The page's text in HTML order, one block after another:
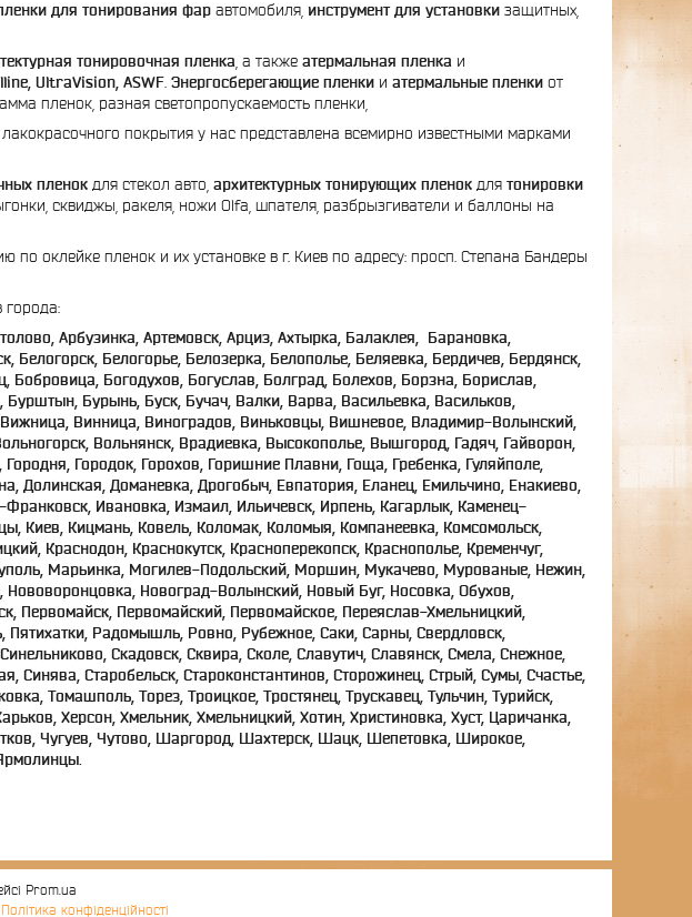
для тонирования фар автомобиля, инструмент для установки защитных,
тонировочная пленка , а также атермальная пленка и
UltraVision, ASWF Энергосберегающие пленки и атермальные пленки от
пленок, разная светопропускаемость пленки,
покрытия у нас представлена всемирно известными марками
пленок для стекол авто, архитектурных тонирующих пленок для тонировки
сквиджы, ракеля, ножи Olfa, шпателя, разбрызгиватели и баллоны на
оклейке пленок и их установке в г. Киев по адресу: просп. Степана Бандеры
города:
Арбузинка, Артемовск, Арциз, Ахтырка, Балаклея, Барановка,
Белогорье, Белозерка, Белополье, Беляевка, Бердичев, Бердянск,
Богодухов, Богуслав, Болград, Болехов, Борзна, Борислав,
Бурынь, Буск, Бучач, Валки, Варва, Васильевка, Васильков,
Винница, Виноградов, Виньковцы, Вишневое, Владимир-Волынский,
Вольнянск, Врадиевка, Высокополье, Вышгород, Гадяч, Гайворон,
Городок, Горохов, Горишние Плавни, Гоща, Гребенка, Гуляйполе,
Долинская, Доманевка, Дрогобыч, Евпатория, Еланец, Емильчино, Енакиево,
Ивановка, Измаил, Ильичевск, Ирпень, Кагарлык, Каменец-
Киев, Кицмань, Ковель, Коломак, Коломыя, Компанеевка, Комсомольск,
Краснодон, Краснокутск, Красноперекопск, Краснополье, Кременчуг,
Марьинка, Могилев-Подольский, Моршин, Мукачево, Мурованые, Нежин,
Новоград-Волынский, Новый Буг, Носовка, Обухов,
Первомайск, Первомайский, Первомайское, Переяслав-Хмельницкий,
Радомышль, Ровно, Рубежное, Саки, Сарны, Свердловск,
Скадовск, Сквира, Сколе, Славутич, Славянск, Смела, Снежное,
Старобельск, Староконстантинов, Сторожинец, Стрый, Сумы, Счастье,
Томашполь, Торез, Троицкое, Тростянец, Трускавец, Тульчин, Турийск,
Херсон, Хмельник, Хмельницкий, Хотин, Христиновка, Хуст, Царичанка,
Чугуев, Чутово, Шаргород, Шахтерск, Шацк, Шепетовка, Широкое,
Prom.ua
Політика конфіденційності